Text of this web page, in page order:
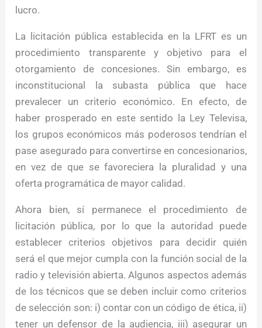
lucro.
La licitación pública establecida en la LFRT es un
procedimiento transparente y objetivo para el
otorgamiento de concesiones. Sin embargo, es
inconstitucional la subasta pública que hace
prevalecer un criterio económico. En efecto, de
haber prosperado en este sentido la Ley Televisa,
los grupos económicos más poderosos tendrían el
pase asegurado para convertirse en concesionarios,
en vez de que se favoreciera la pluralidad y una
oferta programática de mayor calidad.
Ahora bien, sí permanece el procedimiento de
licitación pública, por lo que la autoridad puede
establecer criterios objetivos para decidir quién
será el que mejor cumpla con la función social de la
radio y televisión abierta. Algunos aspectos además
de los técnicos que se deben incluir como criterios
de selección son: i) contar con un código de ética, ii)
tener un defensor de la audiencia, iii) asegurar un